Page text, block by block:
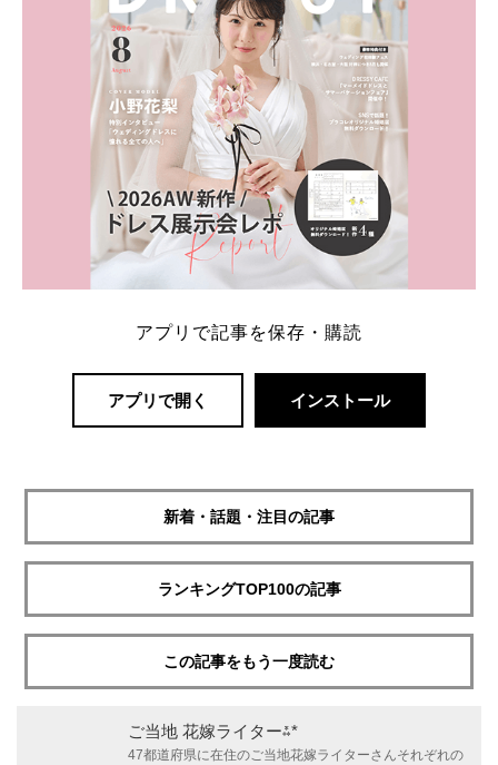
アプリで記事を保存・購読
アプリで開く インストール
新着・話題・注目の記事
ランキングTOP100の記事
この記事をもう一度読む
ご当地 花嫁ライター⁂*
47都道府県に在住のご当地花嫁ライターさんそれぞれの